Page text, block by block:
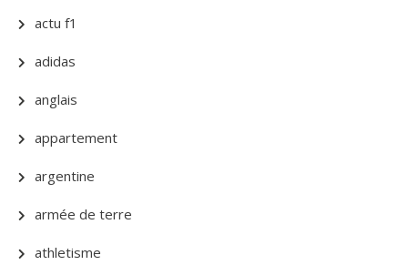
actu f1
adidas
anglais
appartement
argentine
armée de terre
athletisme